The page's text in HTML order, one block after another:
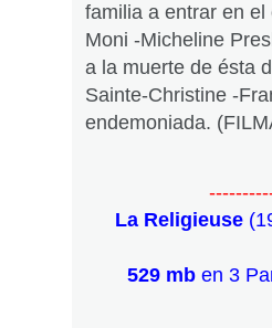
familia a entrar en
Moni -Micheline
a la muerte de ésta
Sainte-Christine -
endemoniada.
La Religieuse
529 mb en 3